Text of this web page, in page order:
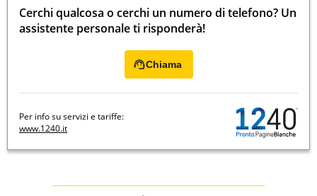
Cerchi qualcosa o cerchi un numero di telefono? Un
assistente personale ti risponderà!
Chiama
Per info su servizi e tariffe:
www.1240.it